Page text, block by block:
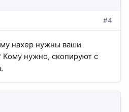
#4
нахер нужны ваши
Кому нужно, скопируют с